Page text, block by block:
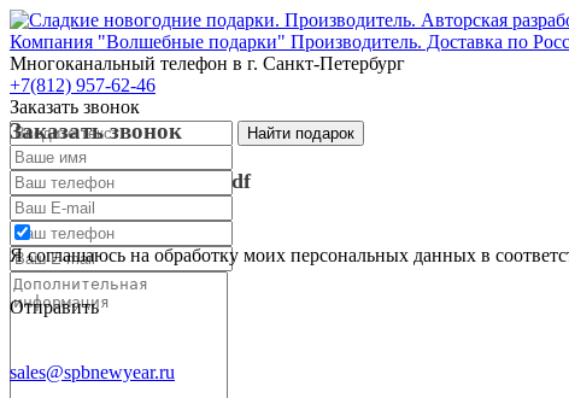
Компания "Волшебные подарки" Производитель. Доставка по
Многоканальный телефон в г. Санкт-Петербург
+7(812) 957-62-46
Заказать звонок
Заказать звонок
Я соглашаюсь на обработку моих персональных данных в
Отправить
sales@spbnewyear.ru
Запросить каталог в pdf
Запросить каталог в pdf